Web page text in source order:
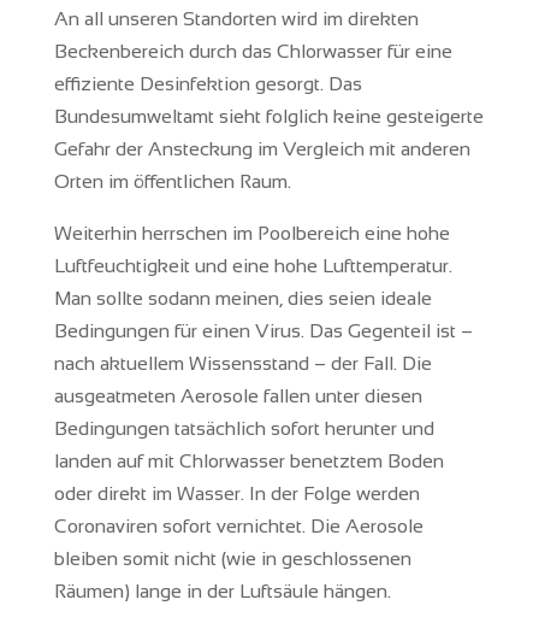
An all unseren Standorten wird im direkten
Beckenbereich durch das Chlorwasser für eine
effiziente Desinfektion gesorgt. Das
Bundesumweltamt sieht folglich keine gesteigerte
Gefahr der Ansteckung im Vergleich mit anderen
Orten im öffentlichen Raum.
Weiterhin herrschen im Poolbereich eine hohe
Luftfeuchtigkeit und eine hohe Lufttemperatur.
Man sollte sodann meinen, dies seien ideale
Bedingungen für einen Virus. Das Gegenteil ist –
nach aktuellem Wissensstand – der Fall. Die
ausgeatmeten Aerosole fallen unter diesen
Bedingungen tatsächlich sofort herunter und
landen auf mit Chlorwasser benetztem Boden
oder direkt im Wasser. In der Folge werden
Coronaviren sofort vernichtet. Die Aerosole
bleiben somit nicht (wie in geschlossenen
Räumen) lange in der Luftsäule hängen.